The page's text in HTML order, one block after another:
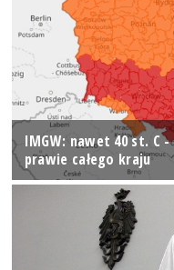
IMGW: nawet 40 st. C
prawie całego kraju